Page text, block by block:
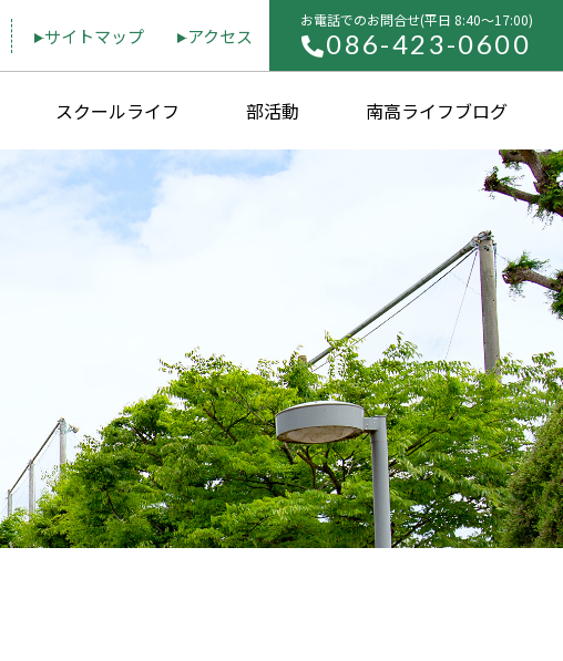
サイトマップ アクセス
お電話でのお問合せ(平⽇ 8:40〜17:00)
086-423-0600
スクールライフ 部活動 南高ライフブログ